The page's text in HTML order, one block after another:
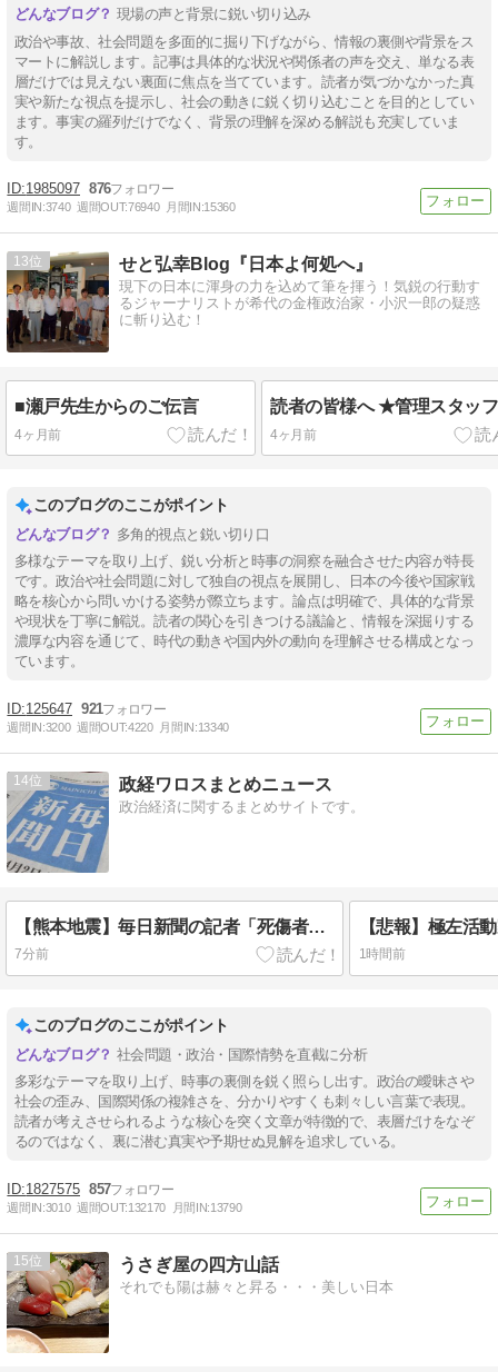
現場の声と背景に鋭い切り込み
政治や事故、社会問題を多面的に掘り下げながら、情報の裏側や背景をス
マートに解説します。記事は具体的な状況や関係者の声を交え、単なる表
層だけでは見えない裏面に焦点を当てています。読者が気づかなかった真
実や新たな視点を提示し、社会の動きに鋭く切り込むことを目的としてい
ます。事実の羅列だけでなく、背景の理解を深める解説も充実していま
す。
1985097 876
週間IN:3740 週間OUT:76940 月間IN:15360
13 せと弘幸Blog『日本よ何処へ』
現下の日本に渾身の力を込めて筆を揮う！気鋭の行動す
るジャーナリストが希代の金権政治家・小沢一郎の疑惑
に斬り込む！
■瀬戸先生からのご伝言
4ヶ月前
読者の皆様へ ★管理スタッ
4ヶ月前
このブログのここがポイント
多角的視点と鋭い切り口
多様なテーマを取り上げ、鋭い分析と時事の洞察を融合させた内容が特長
です。政治や社会問題に対して独自の視点を展開し、日本の今後や国家戦
略を核心から問いかける姿勢が際立ちます。論点は明確で、具体的な背景
や現状を丁寧に解説。読者の関心を引きつける議論と、情報を深掘りする
濃厚な内容を通じて、時代の動きや国内外の動向を理解させる構成となっ
ています。
125647 921
週間IN:3200 週間OUT:4220 月間IN:13340
14 政経ワロスまとめニュース
政治経済に関するまとめサイトです。
【熊本地震】毎日新聞の記者「死傷者の情報を教えて！」 → 企業「個人情報は控えます！」 → 記「年代は？特定につながらないでしょ？教えてよ？教えてよ？」
7分前 1時間前
このブログのここがポイント
社会問題・政治・国際情勢を直截に分析
多彩なテーマを取り上げ、時事の裏側を鋭く照らし出す。政治の曖昧さや
社会の歪み、国際関係の複雑さを、分かりやすくも刺々しい言葉で表現。
読者が考えさせられるような核心を突く文章が特徴的で、表層だけをなぞ
るのではなく、裏に潜む真実や予期せぬ見解を追求している。
1827575 857
週間IN:3010 週間OUT:132170 月間IN:13790
15 うさぎ屋の四方山話
それでも陽は赫々と昇る・・・美しい日本